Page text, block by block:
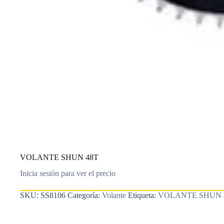
VOLANTE SHUN 48T
Inicia sesión para ver el precio
SKU: SS8106 Categoría: Volante Etiqueta: VOLANTE SHUN